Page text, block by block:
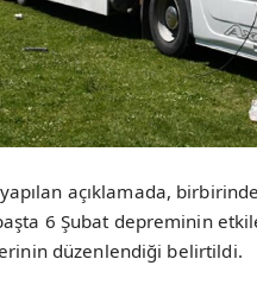
açıklamada,
6 Şubat depreminin
düzenlendiği belirtildi.